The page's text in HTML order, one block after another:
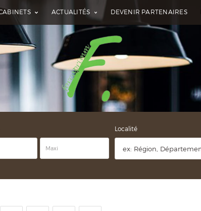
ACTUALITÉS DEVENIR PARTENAIRES
Localité